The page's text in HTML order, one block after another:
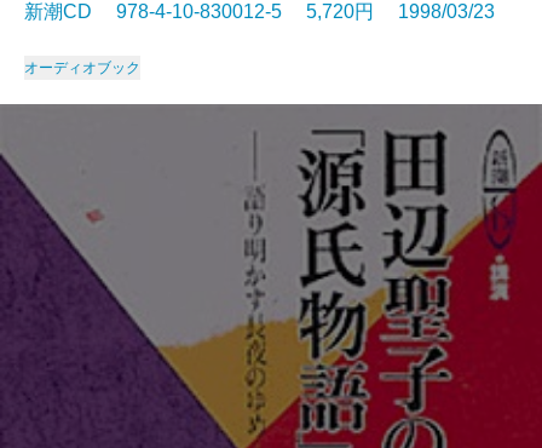
新潮CD 978-4-10-830012-5 5,720円 1998/03/23
オーディオブック